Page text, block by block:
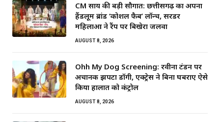
CM साय की बड़ी सौगात: छत्तीसगढ़ का अपना
हैंडलूम ब्रांड ‘कोशल फैब’ लॉन्च, सरेंडर
महिलाओं ने रैंप पर बिखेरा जलवा
AUGUST 8, 2026
Ohh My Dog Screening: रवीना टंडन पर
अचानक झपटा डॉगी, एक्ट्रेस ने बिना घबराए ऐसे
किया हालात को कंट्रोल
AUGUST 8, 2026